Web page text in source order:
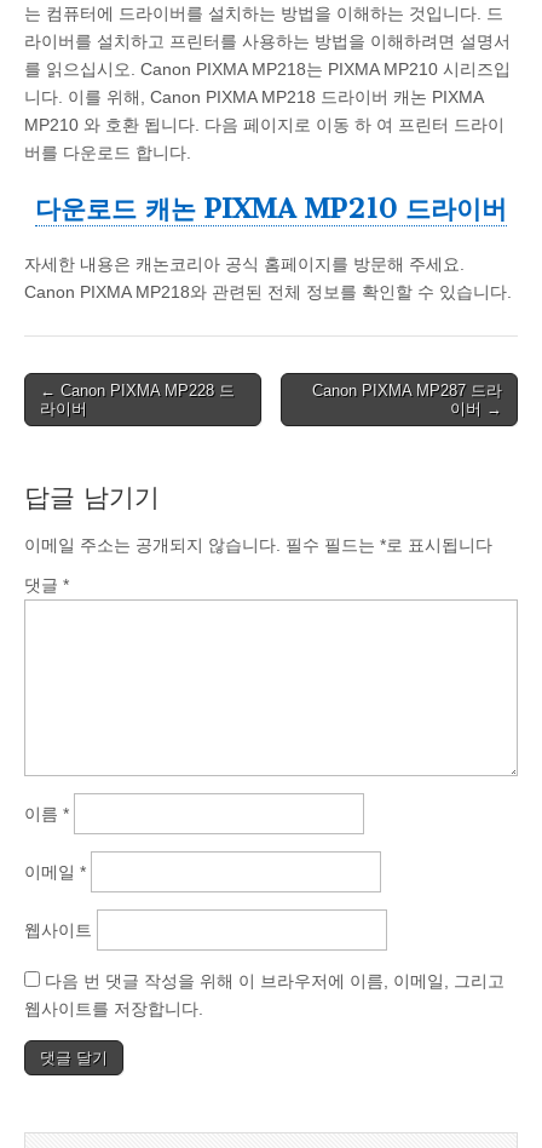
는 컴퓨터에 드라이버를 설치하는 방법을 이해하는 것입니다. 드
라이버를 설치하고 프린터를 사용하는 방법을 이해하려면 설명서
를 읽으십시오. Canon PIXMA MP218는 PIXMA MP210 시리즈입
니다. 이를 위해, Canon PIXMA MP218 드라이버 캐논 PIXMA
MP210 와 호환 됩니다. 다음 페이지로 이동 하 여 프린터 드라이
버를 다운로드 합니다.
다운로드 캐논 PIXMA MP210 드라이버
자세한 내용은 캐논코리아 공식 홈페이지를 방문해 주세요.
Canon PIXMA MP218와 관련된 전체 정보를 확인할 수 있습니다.
Post
navigation
← Canon PIXMA MP228 드
라이버
Canon PIXMA MP287 드라
이버 →
답글 남기기
이메일 주소는 공개되지 않습니다. 필수 필드는 *로 표시됩니다
댓글 *
이름 *
이메일 *
웹사이트
다음 번 댓글 작성을 위해 이 브라우저에 이름, 이메일, 그리고
웹사이트를 저장합니다.